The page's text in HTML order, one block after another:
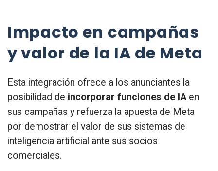
Impacto en campañas
y valor de la IA de Meta
Esta integración ofrece a los anunciantes la
posibilidad de incorporar funciones de IA en
sus campañas y refuerza la apuesta de Meta
por demostrar el valor de sus sistemas de
inteligencia artificial ante sus socios
comerciales.